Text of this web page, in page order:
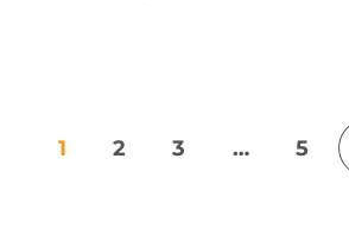
1 2 3 … 5